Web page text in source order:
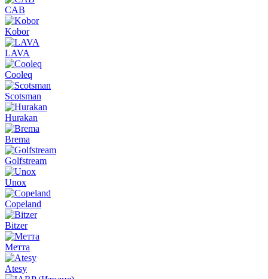
CAB
Kobor
LAVA
Cooleq
Scotsman
Hurakan
Brema
Golfstream
Unox
Copeland
Bitzer
Метта
Atesy